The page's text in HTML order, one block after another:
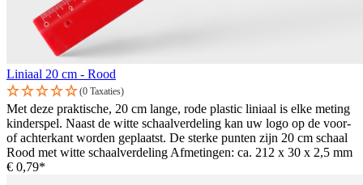
Liniaal 20 cm - Rood
(0 Taxaties)
Met deze praktische, 20 cm lange, rode plastic liniaal is elke meting
kinderspel. Naast de witte schaalverdeling kan uw logo op de voor-
of achterkant worden geplaatst. De sterke punten zijn 20 cm schaal
Rood met witte schaalverdeling Afmetingen: ca. 212 x 30 x 2,5 mm
€ 0,79*